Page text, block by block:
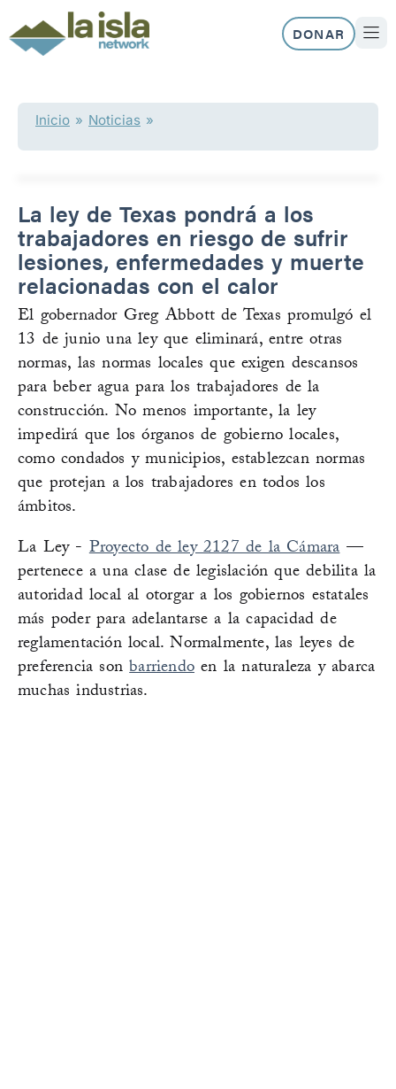
al
contenido
DONAR
Inicio » Noticias »
La ley de Texas pondrá a los
trabajadores en riesgo de sufrir
lesiones, enfermedades y muerte
relacionadas con el calor
El gobernador Greg Abbott de Texas promulgó el
13 de junio una ley que eliminará, entre otras
normas, las normas locales que exigen descansos
para beber agua para los trabajadores de la
construcción. No menos importante, la ley
impedirá que los órganos de gobierno locales,
como condados y municipios, establezcan normas
que protejan a los trabajadores en todos los
ámbitos.
La Ley -Proyecto de ley 2127 de la Cámara—
pertenece a una clase de legislación que debilita la
autoridad local al otorgar a los gobiernos estatales
más poder para adelantarse a la capacidad de
reglamentación local. Normalmente, las leyes de
preferencia sonbarriendo en la naturaleza y abarca
muchas industrias.